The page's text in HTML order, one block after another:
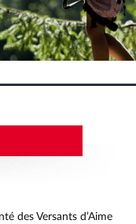
22 AOÛT
des Versants d’Aime